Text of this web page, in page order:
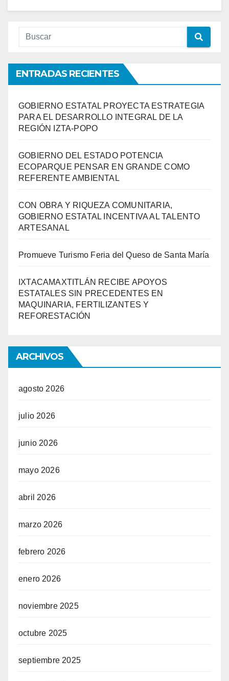
ENTRADAS RECIENTES
GOBIERNO ESTATAL PROYECTA ESTRATEGIA
PARA EL DESARROLLO INTEGRAL DE LA
REGIÓN IZTA-POPO
GOBIERNO DEL ESTADO POTENCIA
ECOPARQUE PENSAR EN GRANDE COMO
REFERENTE AMBIENTAL
CON OBRA Y RIQUEZA COMUNITARIA,
GOBIERNO ESTATAL INCENTIVA AL TALENTO
ARTESANAL
Promueve Turismo Feria del Queso de Santa María
IXTACAMAXTITLÁN RECIBE APOYOS
ESTATALES SIN PRECEDENTES EN
MAQUINARIA, FERTILIZANTES Y
REFORESTACIÓN
ARCHIVOS
agosto 2026
julio 2026
junio 2026
mayo 2026
abril 2026
marzo 2026
febrero 2026
enero 2026
noviembre 2025
octubre 2025
septiembre 2025